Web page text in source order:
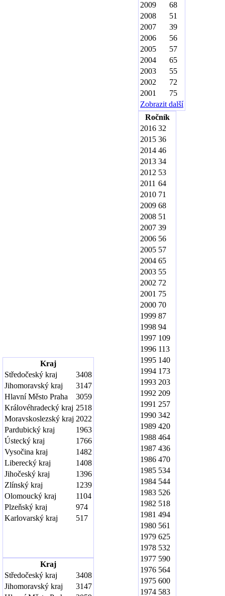
Kraj
Středočeský kraj
3408
Jihomoravský kraj
3147
Hlavní Město Praha
3059
Královéhradecký kraj 2518
Moravskoslezský kraj 2022
Pardubický kraj
1963
Ústecký kraj
1766
Vysočina kraj
1482
Liberecký kraj
1408
Jihočeský kraj
1396
Zlínský kraj
1239
Olomoucký kraj
1104
Plzeňský kraj
974
Karlovarský kraj
517
Kraj
Středočeský kraj
3408
Jihomoravský kraj
3147
2009
68
2008
51
2007
39
2006
56
2005
57
2004
65
2003
55
2002
72
2001
75
Zobrazit další
Ročník
2016 32
2015 36
2014 46
2013 34
2012 53
2011 64
2010 71
2009 68
2008 51
2007 39
2006 56
2005 57
2004 65
2003 55
2002 72
2001 75
2000 70
1999 87
1998 94
1997 109
1996 113
1995 140
1994 173
1993 203
1992 209
1991 257
1990 342
1989 420
1988 464
1987 436
1986 470
1985 534
1984 544
1983 526
1982 518
1981 494
1980 561
1979 625
1978 532
1977 590
1976 564
1975 600
1974 583